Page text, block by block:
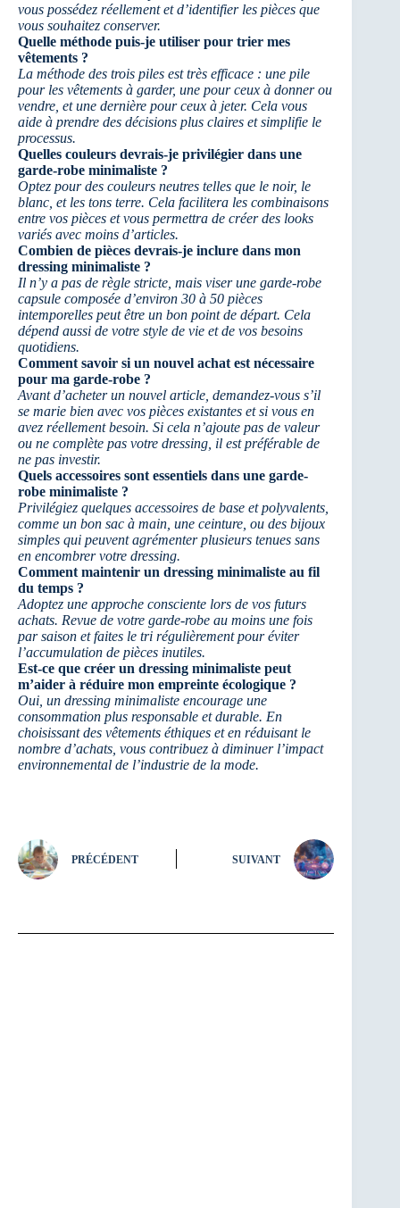
vous possédez réellement et d’identifier les pièces que
vous souhaitez conserver.
Quelle méthode puis-je utiliser pour trier mes
vêtements ?
La méthode des trois piles est très efficace : une pile
pour les vêtements à garder, une pour ceux à donner ou
vendre, et une dernière pour ceux à jeter. Cela vous
aide à prendre des décisions plus claires et simplifie le
processus.
Quelles couleurs devrais-je privilégier dans une
garde-robe minimaliste ?
Optez pour des couleurs neutres telles que le noir, le
blanc, et les tons terre. Cela facilitera les combinaisons
entre vos pièces et vous permettra de créer des looks
variés avec moins d’articles.
Combien de pièces devrais-je inclure dans mon
dressing minimaliste ?
Il n’y a pas de règle stricte, mais viser une garde-robe
capsule composée d’environ 30 à 50 pièces
intemporelles peut être un bon point de départ. Cela
dépend aussi de votre style de vie et de vos besoins
quotidiens.
Comment savoir si un nouvel achat est nécessaire
pour ma garde-robe ?
Avant d’acheter un nouvel article, demandez-vous s’il
se marie bien avec vos pièces existantes et si vous en
avez réellement besoin. Si cela n’ajoute pas de valeur
ou ne complète pas votre dressing, il est préférable de
ne pas investir.
Quels accessoires sont essentiels dans une garde-
robe minimaliste ?
Privilégiez quelques accessoires de base et polyvalents,
comme un bon sac à main, une ceinture, ou des bijoux
simples qui peuvent agrémenter plusieurs tenues sans
en encombrer votre dressing.
Comment maintenir un dressing minimaliste au fil
du temps ?
Adoptez une approche consciente lors de vos futurs
achats. Revue de votre garde-robe au moins une fois
par saison et faites le tri régulièrement pour éviter
l’accumulation de pièces inutiles.
Est-ce que créer un dressing minimaliste peut
m’aider à réduire mon empreinte écologique ?
Oui, un dressing minimaliste encourage une
consommation plus responsable et durable. En
choisissant des vêtements éthiques et en réduisant le
nombre d’achats, vous contribuez à diminuer l’impact
environnemental de l’industrie de la mode.
PRÉCÉDENT SUIVANT